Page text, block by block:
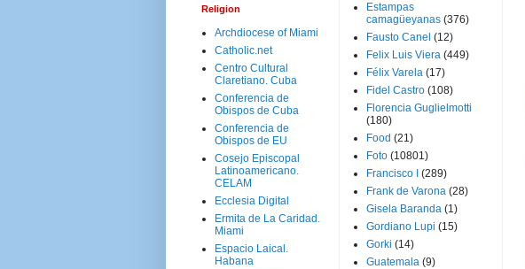
Religion
Archdiocese of Miami
Catholic.net
Centro Cultural
Claretiano. Cuba
Conferencia de
Obispos de Cuba
Conferencia de
Obispos de EU
Cosejo Episcopal
Latinoamericano.
CELAM
Ecclesia Digital
Ermita de La Caridad.
Miami
Espacio Laical.
Habana
Estampas
camagüeyanas (376)
Fausto Canel (12)
Felix Luis Viera (449)
Félix Varela (17)
Fidel Castro (108)
Florencia Guglielmotti
(180)
Food (21)
Foto (10801)
Francisco I
(289)
Frank de Varona (28)
Gisela Baranda (1)
Gordiano Lupi (15)
Gorki (14)
Guatemala (9)